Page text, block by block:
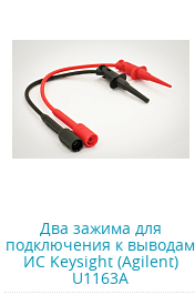
Два зажима для
подключения к выводам
ИС Keysight (Agilent)
U1163A